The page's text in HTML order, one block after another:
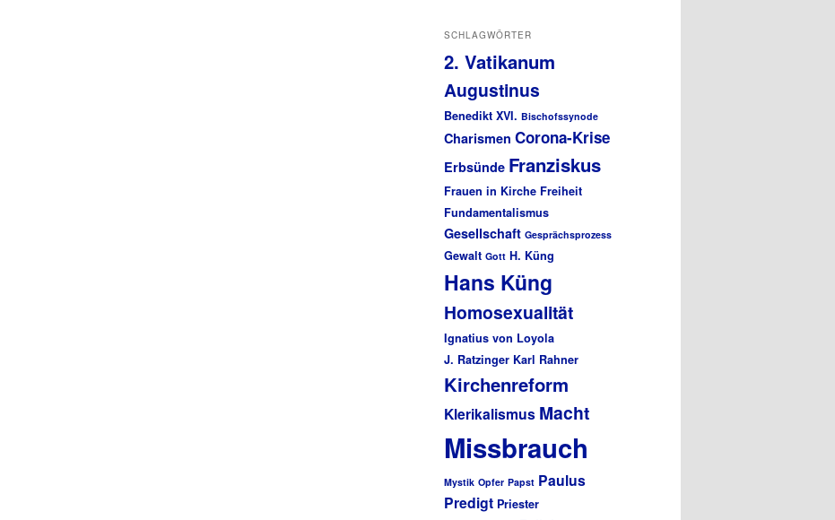
SCHLAGWÖRTER
2. Vatikanum
Augustinus
Benedikt XVI. Bischofssynode
Charismen Corona-Krise
Erbsünde Franziskus
Frauen in Kirche Freiheit
Fundamentalismus
Gesellschaft Gesprächsprozess
Gewalt Gott H. Küng
Hans Küng
Homosexualität
Ignatius von Loyola
J. Ratzinger Karl Rahner
Kirchenreform
Klerikalismus Macht
Missbrauch
Mystik Opfer Papst Paulus
Predigt Priester